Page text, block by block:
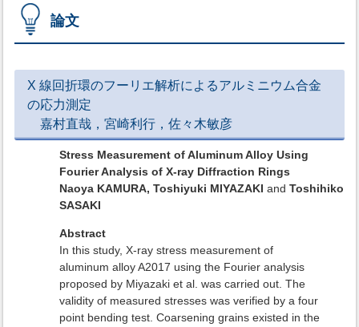
論文
X 線回折環のフーリエ解析によるアルミニウム合金
の応力測定
嘉村直哉，宮崎利行，佐々木敏彦
Stress Measurement of Aluminum Alloy Using
Fourier Analysis of X-ray Diffraction Rings
Naoya KAMURA, Toshiyuki MIYAZAKI and Toshihiko
SASAKI
Abstract
In this study, X-ray stress measurement of
aluminum alloy A2017 using the Fourier analysis
proposed by Miyazaki et al. was carried out. The
validity of measured stresses was verified by a four
point bending test. Coarsening grains existed in the